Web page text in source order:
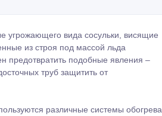
угрожающего вида сосульки, висящие
из строя под массой льда
предотвратить подобные явления –
труб защитить от
различные системы обогрева